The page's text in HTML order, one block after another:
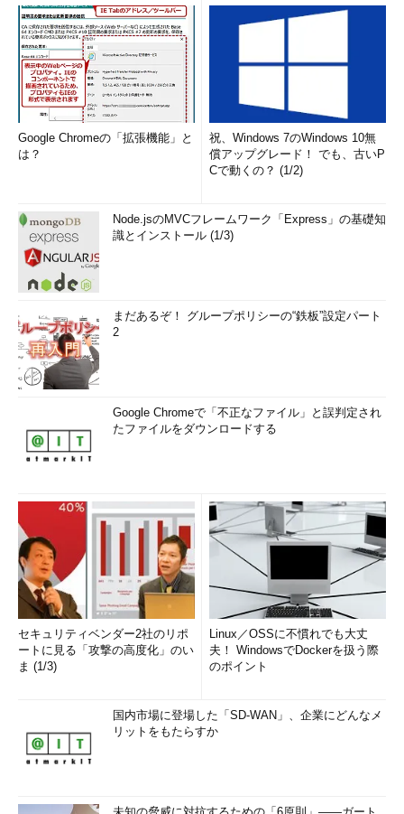
Google Chromeの「拡張機能」と
は？
祝、Windows 7のWindows 10無
償アップグレード！ でも、古いP
Cで動くの？ (1/2)
Node.jsのMVCフレームワーク「Express」の基礎知
識とインストール (1/3)
まだあるぞ！ グループポリシーの“鉄板”設定パート
2
Google Chromeで「不正なファイル」と誤判定され
たファイルをダウンロードする
セキュリティベンダー2社のリポ
ートに見る「攻撃の高度化」のい
ま (1/3)
Linux／OSSに不慣れでも大丈
夫！ WindowsでDockerを扱う際
のポイント
国内市場に登場した「SD-WAN」、企業にどんなメ
リットをもたらすか